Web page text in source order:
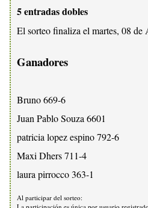
5 entradas dobles
El sorteo finaliza el martes, 08 de
Ganadores
Bruno 669-6
Juan Pablo Souza 6601
patricia lopez espino 792-6
Maxi Dhers 711-4
laura pirrocco 363-1
Al participar del sorteo: